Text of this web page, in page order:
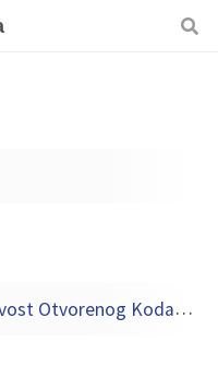
Koda (OS OpenSource)